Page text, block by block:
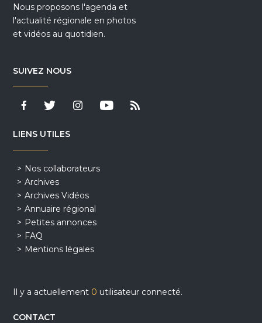
Nous proposons l'agenda et
l'actualité régionale en photos
et vidéos au quotidien.
SUIVEZ NOUS
LIENS UTILES
Nos collaborateurs
Archives
Archives Vidéos
Annuaire régional
Petites annonces
FAQ
Mentions légales
Il y a actuellement 0 utilisateur connecté.
CONTACT